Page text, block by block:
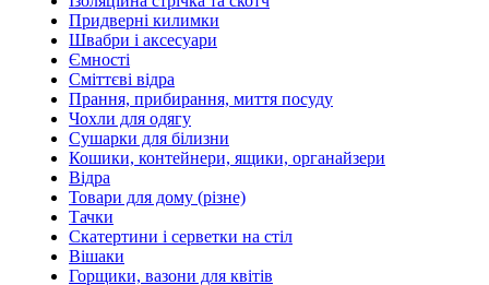
Придверні килимки
Швабри і аксесуари
Ємності
Сміттєві відра
Прання, прибирання, миття посуду
Чохли для одягу
Сушарки для білизни
Кошики, контейнери, ящики, органайзери
Відра
Товари для дому (різне)
Тачки
Скатертини і серветки на стіл
Вішаки
Горщики, вазони для квітів